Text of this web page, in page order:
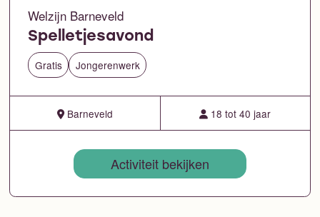
Welzijn Barneveld
Spelletjesavond
Gratis Jongerenwerk
Barneveld 18 tot 40 jaar
Activiteit bekijken